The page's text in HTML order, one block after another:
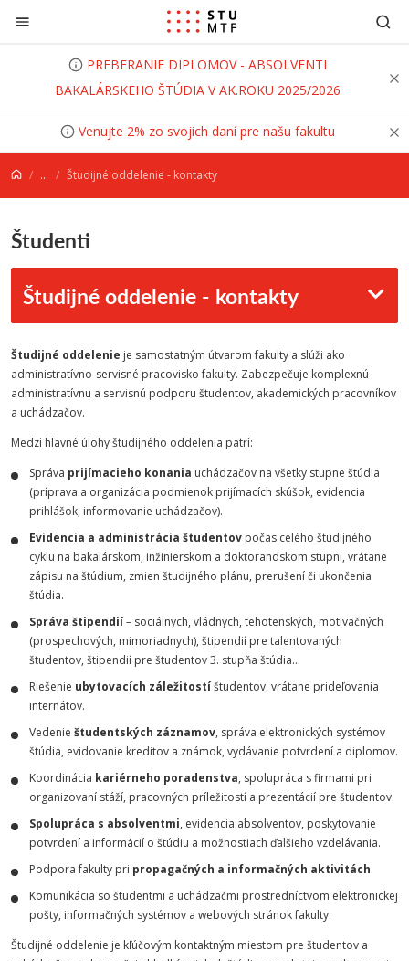
Prejsť na obsah
PREBERANIE DIPLOMOV - ABSOLVENTI
BAKALÁRSKEHO ŠTÚDIA V AK.ROKU 2025/2026
Venujte 2% zo svojich daní pre našu fakultu
... Študijné oddelenie - kontakty
Študenti
Študijné oddelenie - kontakty
Študijné oddelenie je samostatným útvarom fakulty a slúži ako
administratívno-servisné pracovisko fakulty. Zabezpečuje komplexnú
administratívnu a servisnú podporu študentov, akademických pracovníkov
a uchádzačov.
Medzi hlavné úlohy študijného oddelenia patrí:
Správa prijímacieho konania uchádzačov na všetky stupne štúdia
(príprava a organizácia podmienok prijímacích skúšok, evidencia
prihlášok, informovanie uchádzačov).
Evidencia a administrácia študentov počas celého študijného
cyklu na bakalárskom, inžinierskom a doktorandskom stupni, vrátane
zápisu na štúdium, zmien študijného plánu, prerušení či ukončenia
štúdia.
Správa štipendií– sociálnych, vládnych, tehotenských, motivačných
(prospechových, mimoriadnych), štipendií pre talentovaných
študentov, štipendií pre študentov 3. stupňa štúdia...
Riešenie ubytovacích záležitostíštudentov, vrátane prideľovania
internátov.
Vedenie študentských záznamov, správa elektronických systémov
štúdia, evidovanie kreditov a známok, vydávanie potvrdení a diplomov.
Koordinácia kariérneho poradenstva, spolupráca s firmami pri
organizovaní stáží, pracovných príležitostí a prezentácií pre študentov.
Spolupráca s absolventmi, evidencia absolventov, poskytovanie
potvrdení a informácií o štúdiu a možnostiach ďalšieho vzdelávania.
Podpora fakulty pri propagačných a informačných aktivitách.
Komunikácia so študentmi a uchádzačmi prostredníctvom elektronickej
pošty, informačných systémov a webových stránok fakulty.
Študijné oddelenie je kľúčovým kontaktným miestom pre študentov a